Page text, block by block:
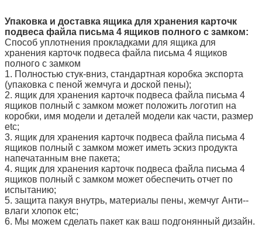
Упаковка и доставка ящика для хранения карточк
подвеса файла письма 4 ящиков полного с замком:
Способ уплотнения прокладками для ящика для
хранения карточк подвеса файла письма 4 ящиков
полного с замком
1. Полностью стук-вниз, стандартная коробка экспорта
(упаковка с пеной жемчуга и доской пены);
2. ящик для хранения карточк подвеса файла письма 4
ящиков полный с замком может положить логотип на
коробки, имя модели и деталей модели как части, размер
etc;
3. ящик для хранения карточк подвеса файла письма 4
ящиков полный с замком может иметь эскиз продукта
напечатанным вне пакета;
4. ящик для хранения карточк подвеса файла письма 4
ящиков полный с замком может обеспечить отчет по
испытанию;
5. защита пакуя внутрь, материалы пены, жемчуг Анти--
влаги хлопок etc;
6. Мы можем сделать пакет как ваш подгонянный дизайн.